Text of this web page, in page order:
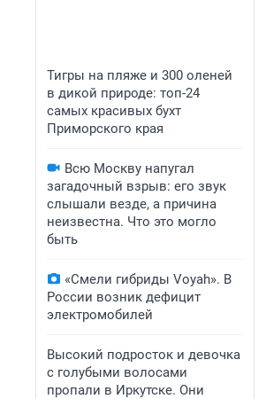
Тигры на пляже и 300 оленей
в дикой природе: топ-24
самых красивых бухт
Приморского края
Всю Москву напугал
загадочный взрыв: его звук
слышали везде, а причина
неизвестна. Что это могло
быть
«Смели гибриды Voyah». В
России возник дефицит
электромобилей
Высокий подросток и девочка
с голубыми волосами
пропали в Иркутске. Они